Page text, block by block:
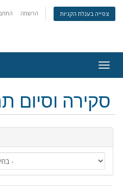
הרשמה צפייה בעגלת הקניות
ניווט
סקירה וסיום